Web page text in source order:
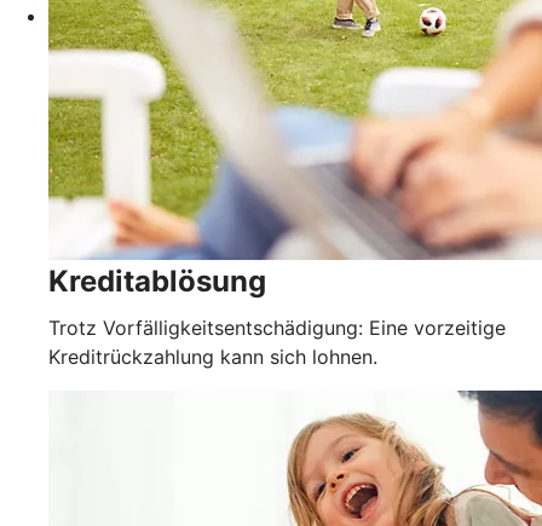
Kreditablösung
Trotz Vorfälligkeitsentschädigung: Eine vorzeitige
Kreditrückzahlung kann sich lohnen.